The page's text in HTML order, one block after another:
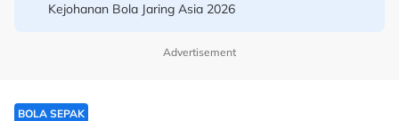
Kejohanan Bola Jaring Asia 2026
Advertisement
BOLA SEPAK